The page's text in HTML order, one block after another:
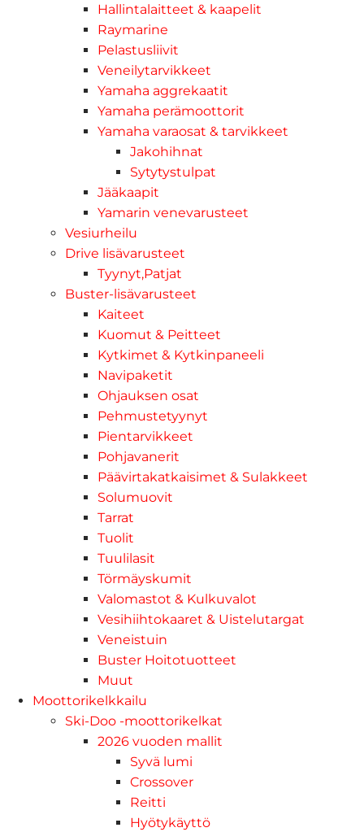
Hallintalaitteet & kaapelit
Raymarine
Pelastusliivit
Veneilytarvikkeet
Yamaha aggrekaatit
Yamaha perämoottorit
Yamaha varaosat & tarvikkeet
Jakohihnat
Sytytystulpat
Jääkaapit
Yamarin venevarusteet
Vesiurheilu
Drive lisävarusteet
Tyynyt,Patjat
Buster-lisävarusteet
Kaiteet
Kuomut & Peitteet
Kytkimet & Kytkinpaneeli
Navipaketit
Ohjauksen osat
Pehmustetyynyt
Pientarvikkeet
Pohjavanerit
Päävirtakatkaisimet & Sulakkeet
Solumuovit
Tarrat
Tuolit
Tuulilasit
Törmäyskumit
Valomastot & Kulkuvalot
Vesihiihtokaaret & Uistelutargat
Veneistuin
Buster Hoitotuotteet
Muut
Moottorikelkkailu
Ski-Doo -moottorikelkat
2026 vuoden mallit
Syvä lumi
Crossover
Reitti
Hyötykäyttö